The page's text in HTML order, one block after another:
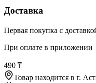
Доставка
Первая покупка с
При оплате в приложении
490 ₸
Товар находится в г.